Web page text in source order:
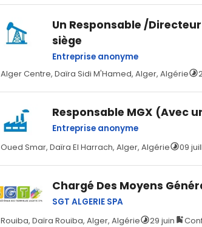
Un Responsable /
siège
Entreprise anonyme
Alger Centre, Daïra Sidi M'Hamed, Alger, Algérie
Responsable MGX (Avec
Entreprise anonyme
Oued Smar, Daïra El Harrach, Alger, Algérie
09
Chargé Des Moyens
SGT ALGERIE SPA
Rouiba, Daïra Rouiba, Alger, Algérie
29 juin